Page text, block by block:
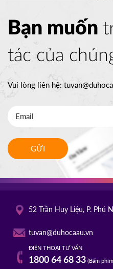
Bạn muốn
tác của
Vui lòng liên hệ:
GỬI
52 Trần Huy Liệu, P. Phú
tuvan@duhocaau.vn
ĐIỆN THOẠI TƯ VẤN
1800 64 68 33(Bấm